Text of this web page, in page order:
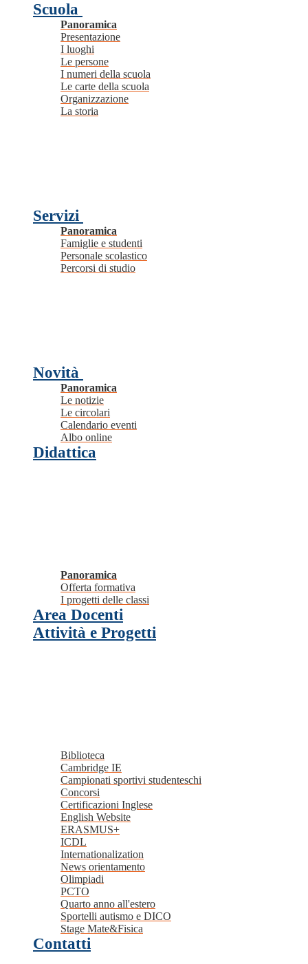
Scuola
Panoramica
Presentazione
I luoghi
Le persone
I numeri della scuola
Le carte della scuola
Organizzazione
La storia
Servizi
Panoramica
Famiglie e studenti
Personale scolastico
Percorsi di studio
Novità
Panoramica
Le notizie
Le circolari
Calendario eventi
Albo online
Didattica
Panoramica
Offerta formativa
I progetti delle classi
Area Docenti
Attività e Progetti
Biblioteca
Cambridge IE
Campionati sportivi studenteschi
Concorsi
Certificazioni Inglese
English Website
ERASMUS+
ICDL
Internationalization
News orientamento
Olimpiadi
PCTO
Quarto anno all'estero
Sportelli autismo e DICO
Stage Mate&Fisica
Contatti